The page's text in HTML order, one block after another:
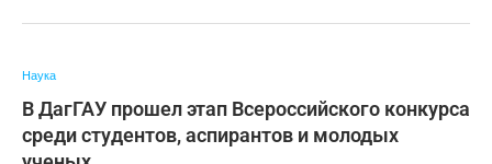
Наука
В ДагГАУ прошел этап Всероссийского конкурса
среди студентов, аспирантов и молодых